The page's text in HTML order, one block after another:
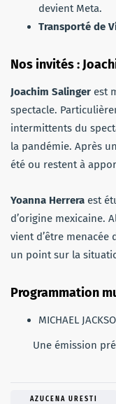
devient Meta.
Transporté de
Nos invités :
Joachim Salinger est
spectacle.
intermittents du
la pandémie. Après
été ou restent à
Yoanna Herrera est
d’origine mexicaine.
vient d’être
un point sur la
Programmation
MICHAEL
Une émission
AZUCENA URESTI